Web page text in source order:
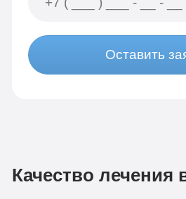
Оставить
Качество лечения